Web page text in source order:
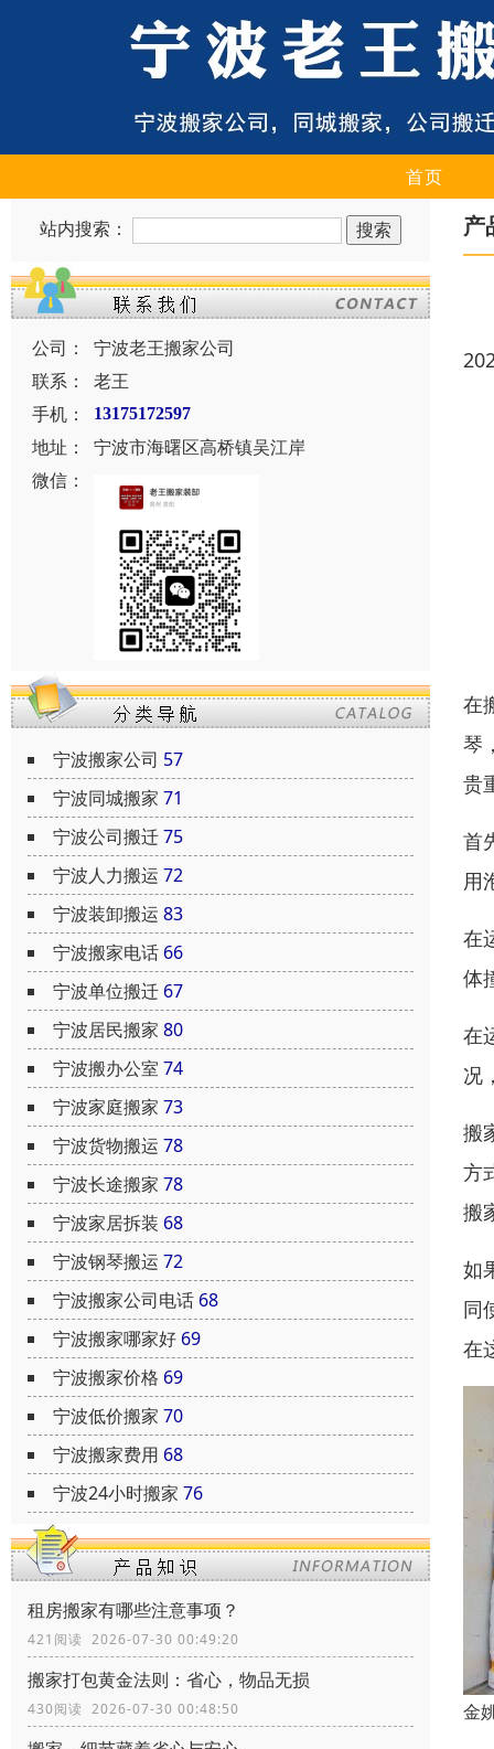
首页
站内搜索：
公司：
宁波老王搬家公司
联系：
老王
手机：
13175172597
地址：
宁波市海曙区高桥镇吴江岸
微信：
宁波搬家公司 57
宁波同城搬家 71
宁波公司搬迁75
宁波人力搬运 72
宁波装卸搬运 83
宁波搬家电话 66
宁波单位搬迁 67
宁波居民搬家 80
宁波搬办公室 74
宁波家庭搬家 73
宁波货物搬运 78
宁波长途搬家 78
宁波家居拆装 68
宁波钢琴搬运 72
宁波搬家公司电话 68
宁波搬家哪家好 69
宁波搬家价格 69
宁波低价搬家 70
宁波搬家费用 68
宁波24小时搬家 76
租房搬家有哪些注意事项？
421阅读 2026-07-30 00:49:20
搬家打包黄金法则：省心，物品无损
430阅读 2026-07-30 00:48:50
产
在
琴
贵
首
用
在
体
在
况
搬
方
搬
如
同
在
金